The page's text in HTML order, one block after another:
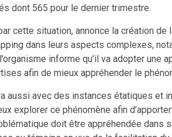
dont 565 pour le dernier trimestre.
cette situation, annonce la création
dans leurs aspects complexes,
informe qu’il va adopter
afin de mieux appréhender le
aussi avec des instances étatiques et
explorer ce phénomène afin
doit être appréhendée dans